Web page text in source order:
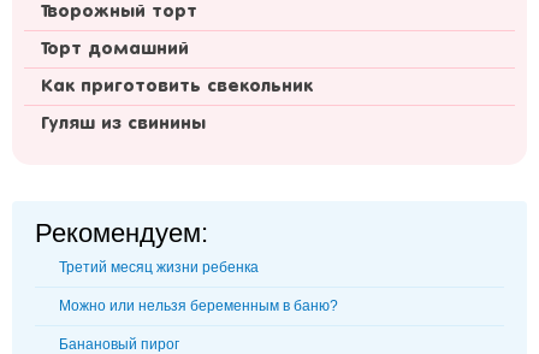
Творожный торт
Торт домашний
Как приготовить свекольник
Гуляш из свинины
Рекомендуем:
Третий месяц жизни ребенка
Можно или нельзя беременным в баню?
Банановый пирог